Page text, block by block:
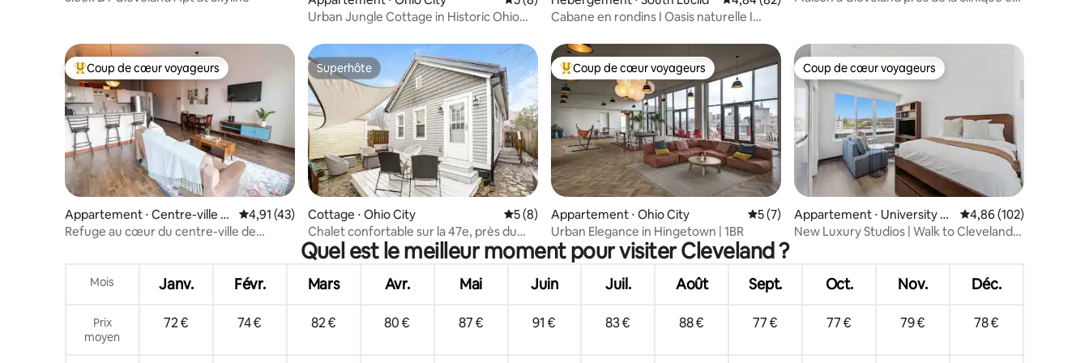
Urban Jungle Cottage in Historic Ohio
Cabane en rondins I Oasis naturelle I
Coups de cœur voyageurs les plus appréciés
Coup de cœur voyageurs
Appartement ⋅ Centre-ville d
e Cleveland
Évaluation moyenne sur la base de 43 commentaires : 4,91 sur 5
4,91 (43)
Refuge au cœur du centre-ville de
Superhôte
Superhôte
Cottage ⋅ Ohio City Évaluation moyenne sur la base de 8 commentaires : 5 sur 5
5 (8)
Chalet confortable sur la 47e, près du
centre-ville et du lac Érié
Coups de cœur voyageurs les plus appréciés
Coup de cœur voyageurs
Appartement ⋅ Ohio City Évaluation moyenne sur la base de 7 commentaires : 5 sur 5
5 (7)
Urban Elegance in Hingetown | 1BR
Coup de cœur voyageurs
Coup de cœur voyageurs
Appartement ⋅ University Ci
rcle
Évaluation moyenne
4,86 (102)
New Luxury Studios | Walk to Cleveland
Quel est le meilleur moment pour visiter Cleveland ?
Mois Janv. Févr. Mars Avr. Mai Juin Juil. Août Sept. Oct. Nov. Déc.
Prix
moyen
72 € 74 € 82 € 80 € 87 € 91 € 83 € 88 € 77 € 77 € 79 € 78 €